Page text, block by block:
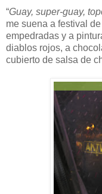
“Guay, super-guay,
me suena a festival
empedradas y a
diablos rojos, a
cubierto de salsa de